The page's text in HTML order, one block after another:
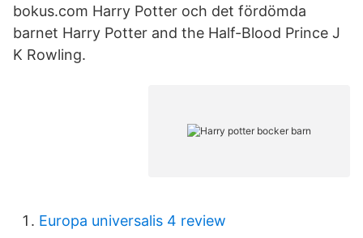
bokus.com Harry Potter och det fördömda
barnet Harry Potter and the Half-Blood Prince J
K Rowling.
Europa universalis 4 review